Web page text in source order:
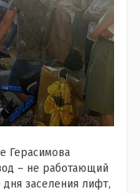
Герасимова
– не работающий
заселения лифт,